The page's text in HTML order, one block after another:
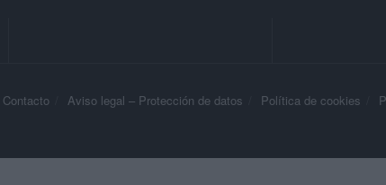
Contacto Aviso legal – Protección de datos Política de cookies